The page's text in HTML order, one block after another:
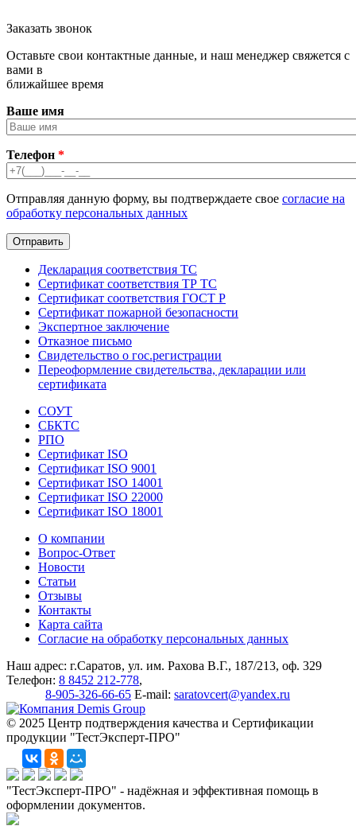
Заказать звонок
Оставьте свои контактные данные, и наш менеджер свяжется с
вами в
ближайшее время
Ваше имя
Телефон *
Отправляя данную форму, вы подтверждаете свое согласие на
обработку персональных данных
Декларация соответствия ТС
Сертификат соответствия ТР ТС
Сертификат соответствия ГОСТ Р
Сертификат пожарной безопасности
Экспертное заключение
Отказное письмо
Свидетельство о гос.регистрации
Переоформление свидетельства, декларации или
сертификата
СОУТ
СБКТС
РПО
Сертификат ISO
Сертификат ISO 9001
Сертификат ISO 14001
Сертификат ISO 22000
Сертификат ISO 18001
О компании
Вопрос-Ответ
Новости
Статьи
Отзывы
Контакты
Карта сайта
Согласие на обработку персональных данных
Наш адрес: г.Саратов, ул. им. Рахова В.Г., 187/213, оф. 329
Телефон: 8 8452 212-778,
8-905-326-66-65 E-mail: saratovcert@yandex.ru
© 2025 Центр подтверждения качества и Сертификации
продукции "ТестЭксперт-ПРО"
"ТестЭксперт-ПРО" - надёжная и эффективная помощь в
оформлении документов.